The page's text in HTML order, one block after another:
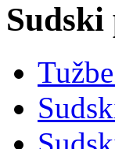
Sudski